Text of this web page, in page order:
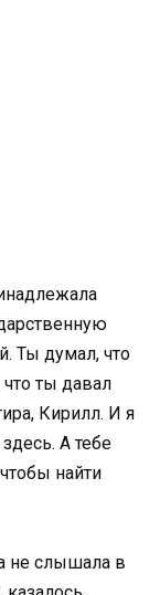
Ты думал, что
ты давал
Кирилл. И я
А тебе
найти
не слышала в